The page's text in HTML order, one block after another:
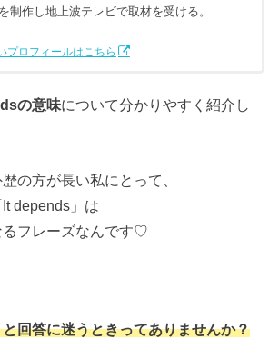
制作し地上波テレビで取材を受ける。
プロフィールはこちら
の意味について分かりやすく紹介し
の方が長い私にとって、
depends」は
るフレーズなんです♡
回答に迷うときってありませんか？